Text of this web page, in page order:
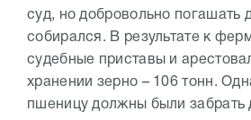
суд, но добровольно погашать
собирался. В результате к
судебные приставы и
хранении зерно – 106 тонн.
пшеницу должны были забрать